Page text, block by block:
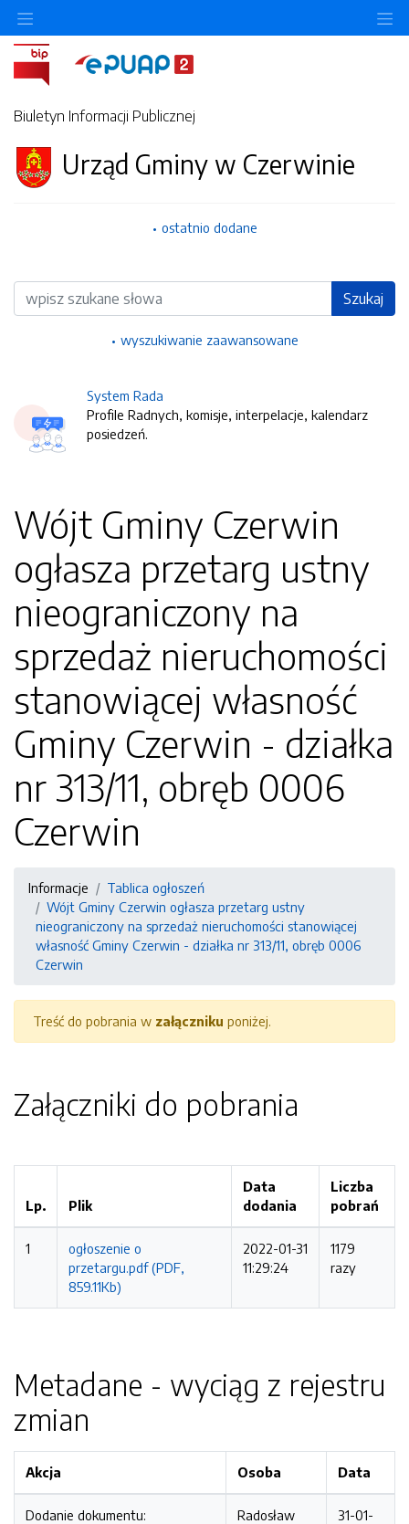
Biuletyn Informacji Publicznej
Urząd Gminy w Czerwinie
ostatnio dodane
Wyszukiwarka Szukaj
wyszukiwanie zaawansowane
System Rada
Profile Radnych, komisje, interpelacje, kalendarz
posiedzeń.
Wójt Gminy Czerwin
ogłasza przetarg ustny
nieograniczony na
sprzedaż nieruchomości
stanowiącej własność
Gminy Czerwin - działka
nr 313/11, obręb 0006
Czerwin
Informacje
Tablica ogłoszeń
Wójt Gminy Czerwin ogłasza przetarg ustny
nieograniczony na sprzedaż nieruchomości stanowiącej
własność Gminy Czerwin - działka nr 313/11, obręb 0006
Czerwin
Treść do pobrania w załączniku poniżej.
Załączniki do pobrania
Lp. Plik
Data
dodania
Liczba
pobrań
1
ogłoszenie o
przetargu.pdf (PDF,
859.11Kb)
2022-01-31
11:29:24
1179
razy
Metadane - wyciąg z rejestru
zmian
Akcja Osoba Data
Dodanie dokumentu:
Radosław
31-01-